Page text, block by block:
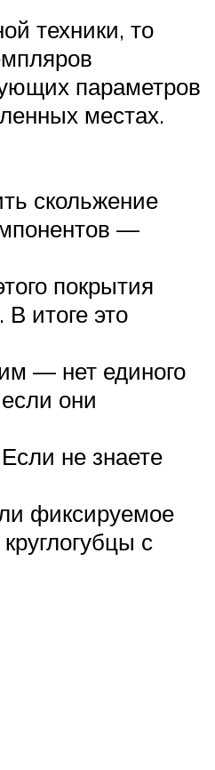
техники, то
параметров
местах.
скольжение
—
покрытия
итоге это
— нет единого
они
не знаете
фиксируемое
с